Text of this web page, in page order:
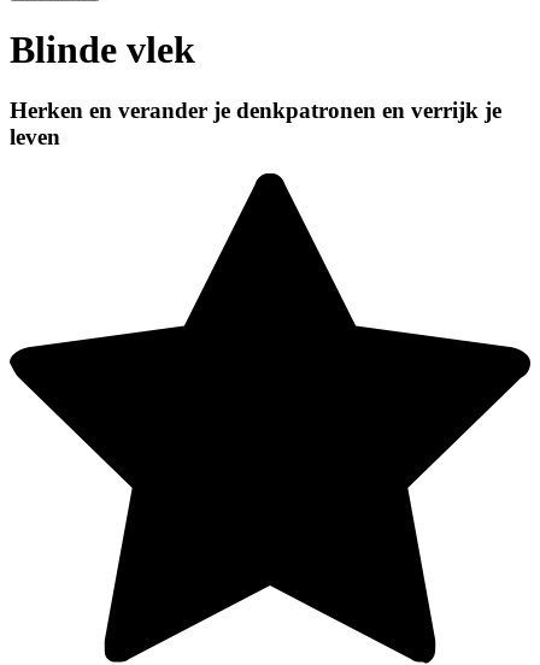
Blinde vlek
Herken en verander je denkpatronen en verrijk je
leven